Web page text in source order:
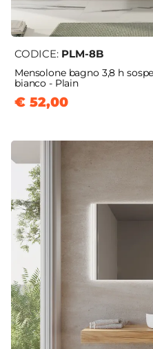
CODICE: PLM-8B
Mensolone bagno 3,8 h
bianco - Plain
€ 52,00